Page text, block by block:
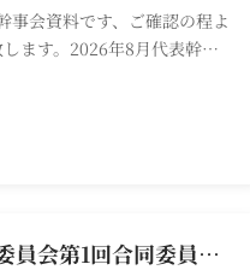
事会資料です、ご確認の程よ
ます。2026年8月代表幹事
まちづくり委員会第1回合同委員会資料